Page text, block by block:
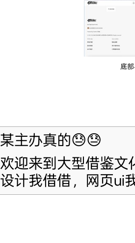
底
某主办真的😓😓
欢迎来到大型借鉴文
设计我借借，网页ui